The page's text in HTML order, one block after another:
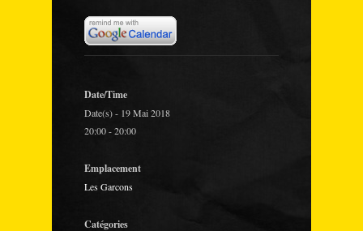
Date/Time
Date(s) - 19 Mai 2018
20:00 - 20:00
Emplacement
Les Garcons
Catégories